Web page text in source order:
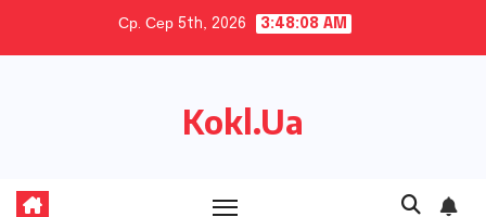
Ср. Сер 5th, 2026 3:48:09 AM
Kokl.Ua